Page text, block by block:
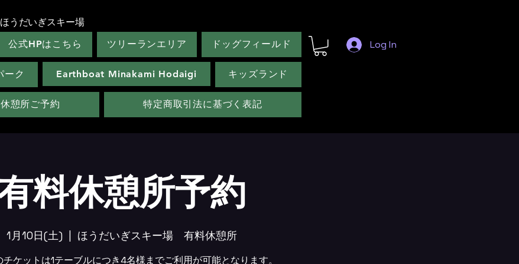
うだいぎスキー場
公式HPはこちら ツリーランエリア ドッグフィールド
ーク Earthboat Minakami Hodaigi キッズランド
憩所ご予約 特定商取引法に基づく表記
Log In
料休憩所予約
1月10日(土) ほうだいぎスキー場 有料休憩所
チケットは1テーブルにつき4名様までご利用が可能となります。